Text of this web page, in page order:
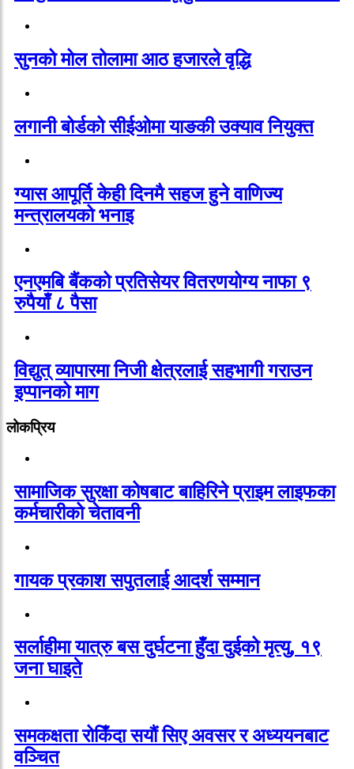
सुनको मोल तोलामा आठ हजारले वृद्धि
लगानी बोर्डको सीईओमा याङकी उक्याव नियुक्त
ग्यास आपूर्ति केही दिनमै सहज हुने वाणिज्य
मन्त्रालयको भनाइ
एनएमबि बैंकको प्रतिसेयर वितरणयोग्य नाफा ९
रुपैयाँ ८ पैसा
विद्युत् व्यापारमा निजी क्षेत्रलाई सहभागी गराउन
इप्पानको माग
लोकप्रिय
सामाजिक सुरक्षा कोषबाट बाहिरिने प्राइम लाइफका
कर्मचारीको चेतावनी
गायक प्रकाश सपुतलाई आदर्श सम्मान
सर्लाहीमा यात्रु बस दुर्घटना हुँदा दुईको मृत्यु, १९
जना घाइते
समकक्षता रोकिँदा सयौं सिए अवसर र अध्ययनबाट
वञ्चित